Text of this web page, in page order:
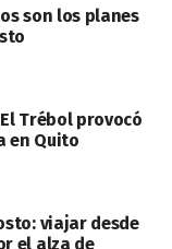
son los planes
Trébol provocó
en Quito
viajar desde
el alza de